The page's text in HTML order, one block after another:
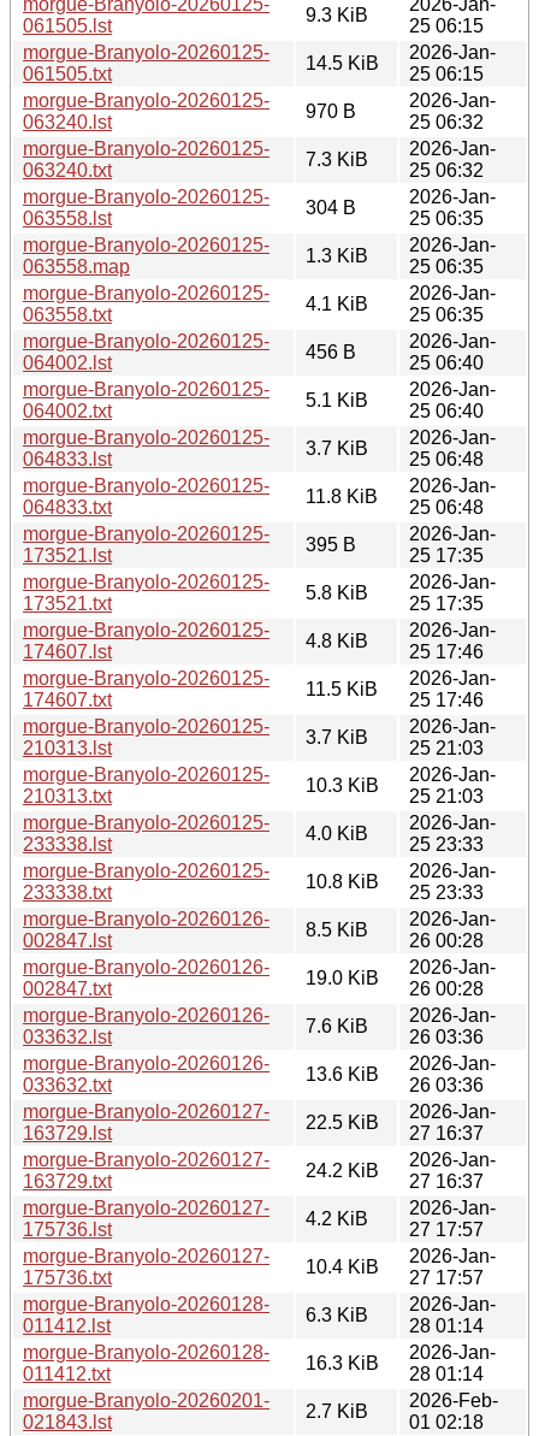
061505.lst
9.3 KiB
25 06:15
morgue-Branyolo-20260125-
061505.txt
14.5 KiB
2026-Jan-
25 06:15
morgue-Branyolo-20260125-
063240.lst
970 B
2026-Jan-
25 06:32
morgue-Branyolo-20260125-
063240.txt
7.3 KiB
2026-Jan-
25 06:32
morgue-Branyolo-20260125-
063558.lst
304 B
2026-Jan-
25 06:35
morgue-Branyolo-20260125-
063558.map
1.3 KiB
2026-Jan-
25 06:35
morgue-Branyolo-20260125-
063558.txt
4.1 KiB
2026-Jan-
25 06:35
morgue-Branyolo-20260125-
064002.lst
456 B
2026-Jan-
25 06:40
morgue-Branyolo-20260125-
064002.txt
5.1 KiB
2026-Jan-
25 06:40
morgue-Branyolo-20260125-
064833.lst
3.7 KiB
2026-Jan-
25 06:48
morgue-Branyolo-20260125-
064833.txt
11.8 KiB
2026-Jan-
25 06:48
morgue-Branyolo-20260125-
173521.lst
395 B
2026-Jan-
25 17:35
morgue-Branyolo-20260125-
173521.txt
5.8 KiB
2026-Jan-
25 17:35
morgue-Branyolo-20260125-
174607.lst
4.8 KiB
2026-Jan-
25 17:46
morgue-Branyolo-20260125-
174607.txt
11.5 KiB
2026-Jan-
25 17:46
morgue-Branyolo-20260125-
210313.lst
3.7 KiB
2026-Jan-
25 21:03
morgue-Branyolo-20260125-
210313.txt
10.3 KiB
2026-Jan-
25 21:03
morgue-Branyolo-20260125-
233338.lst
4.0 KiB
2026-Jan-
25 23:33
morgue-Branyolo-20260125-
233338.txt
10.8 KiB
2026-Jan-
25 23:33
morgue-Branyolo-20260126-
002847.lst
8.5 KiB
2026-Jan-
26 00:28
morgue-Branyolo-20260126-
002847.txt
19.0 KiB
2026-Jan-
26 00:28
morgue-Branyolo-20260126-
033632.lst
7.6 KiB
2026-Jan-
26 03:36
morgue-Branyolo-20260126-
033632.txt
13.6 KiB
2026-Jan-
26 03:36
morgue-Branyolo-20260127-
163729.lst
22.5 KiB
2026-Jan-
27 16:37
morgue-Branyolo-20260127-
163729.txt
24.2 KiB
2026-Jan-
27 16:37
morgue-Branyolo-20260127-
175736.lst
4.2 KiB
2026-Jan-
27 17:57
morgue-Branyolo-20260127-
175736.txt
10.4 KiB
2026-Jan-
27 17:57
morgue-Branyolo-20260128-
011412.lst
6.3 KiB
2026-Jan-
28 01:14
morgue-Branyolo-20260128-
011412.txt
16.3 KiB
2026-Jan-
28 01:14
morgue-Branyolo-20260201-
021843.lst
2.7 KiB
2026-Feb-
01 02:18